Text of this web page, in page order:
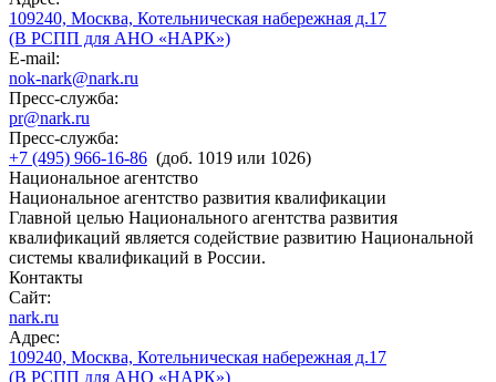
109240, Москва, Котельническая набережная д.17
(В РСПП для АНО «НАРК»)
E-mail:
nok-nark@nark.ru
Пресс-служба:
pr@nark.ru
Пресс-служба:
+7 (495) 966-16-86 (доб. 1019 или 1026)
Национальное агентство
Национальное агентство развития квалификации
Главной целью Национального агентства развития
квалификаций является содействие развитию Национальной
системы квалификаций в России.
Контакты
Сайт:
nark.ru
Адрес:
109240, Москва, Котельническая набережная д.17
(В РСПП для АНО «НАРК»)